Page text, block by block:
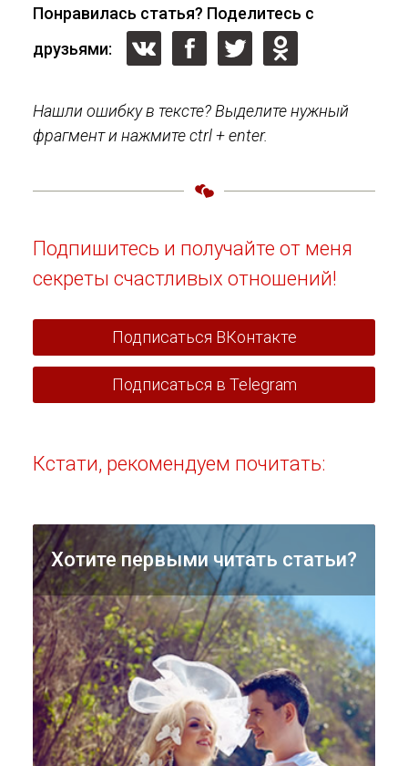
Понравилась статья? Поделитесь с
друзьями:
Нашли ошибку в тексте? Выделите нужный
фрагмент и нажмите ctrl + enter.
Подпишитесь и получайте от меня
секреты счастливых отношений!
Подписаться ВКонтакте
Подписаться в Telegram
Кстати, рекомендуем почитать:
Хотите первыми читать статьи?